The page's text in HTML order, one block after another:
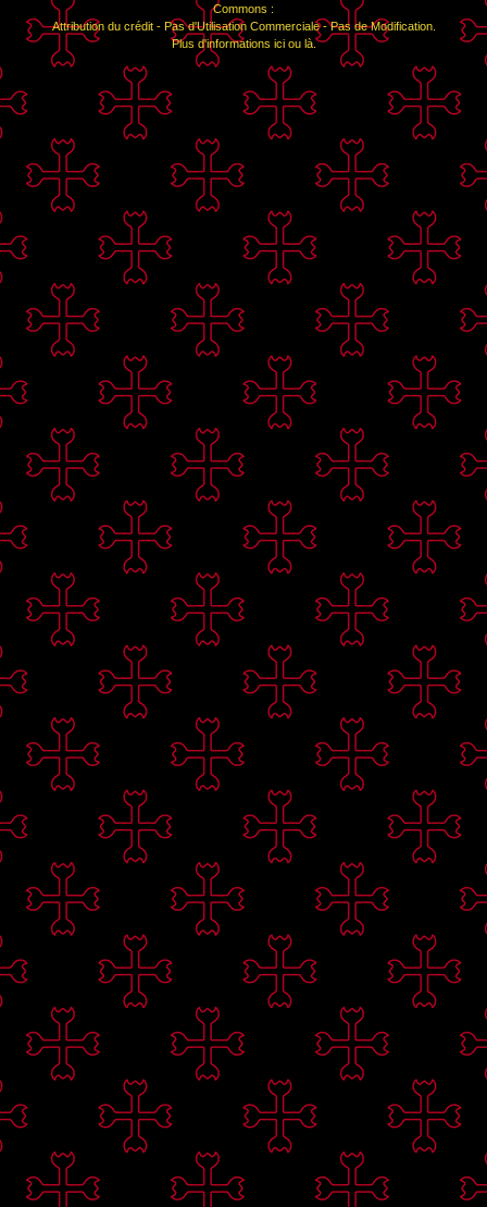
Commons :
Attribution du crédit - Pas d'Utilisation Commerciale - Pas de Modification.
Plus d'informations iciou là.